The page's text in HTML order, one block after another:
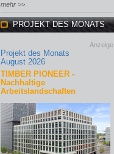
mehr >>
PROJEKT DES MONATS
Anzeige
Projekt des Monats
August 2026
TIMBER PIONEER -
Nachhaltige
Arbeitslandschaften